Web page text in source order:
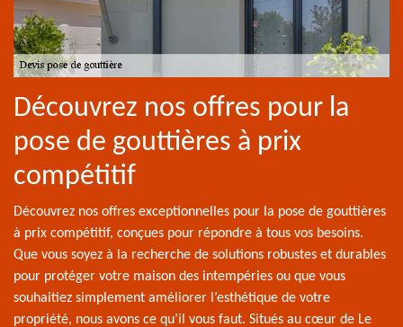
Découvrez nos offres pour la
pose de gouttières à prix
compétitif
Découvrez nos offres exceptionnelles pour la pose de gouttières
à prix compétitif, conçues pour répondre à tous vos besoins.
Que vous soyez à la recherche de solutions robustes et durables
pour protéger votre maison des intempéries ou que vous
souhaitiez simplement améliorer l’esthétique de votre
propriété, nous avons ce qu’il vous faut. Situés au cœur de Le